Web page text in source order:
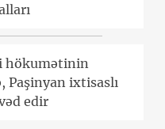
hökumətinin
ixtisaslı
edir